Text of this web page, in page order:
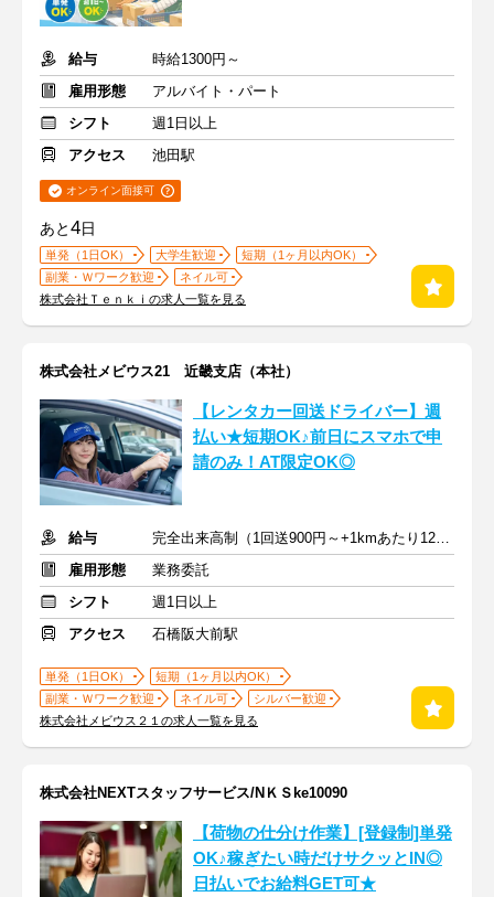
給与
時給1300円～
雇用形態
アルバイト・パート
シフト
週1日以上
アクセス
池田駅
オンライン面接可
あと4日
単発（1日OK） 大学生歓迎
短期（1ヶ月以内OK）
副業・Ｗワーク歓迎
ネイル可
株式会社Ｔｅｎｋｉの求人一覧を見る
株式会社メビウス21 近畿支店（本社）
【レンタカー回送ドライバー】週
払い★短期OK♪前日にスマホで申
請のみ！AT限定OK◎
給与
完全出来高制（1回送900円～+1kmあたり12円～）＋交通費
雇用形態
業務委託
シフト
週1日以上
アクセス
石橋阪大前駅
単発（1日OK）
短期（1ヶ月以内OK）
副業・Ｗワーク歓迎
ネイル可
シルバー歓迎
株式会社メビウス２１の求人一覧を見る
株式会社NEXTスタッフサービス/NＫＳke10090
【荷物の仕分け作業】[登録制]単発
OK♪稼ぎたい時だけサクッとIN◎
日払いでお給料GET可★